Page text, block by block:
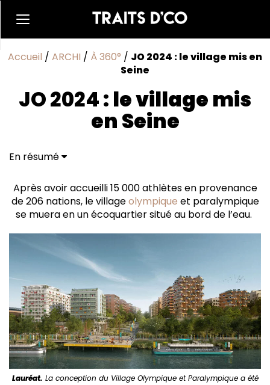
Accueil / ARCHI / À 360° / JO 2024 : le village mis en
Seine
JO 2024 :le village mis
en Seine
En résumé
Après avoir accueilli 15 000 athlètes en provenance
de 206 nations, le villageolympique et paralympique
se muera en un écoquartier situé au bord de l’eau.
Lauréat. La conception du Village Olympique et Paralympique a été